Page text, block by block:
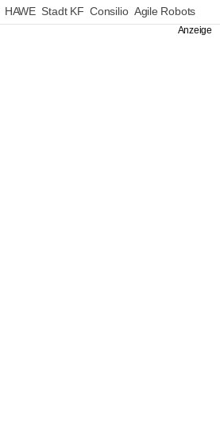
HAWE Stadt KF Consilio Agile Robots